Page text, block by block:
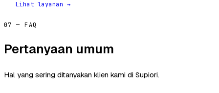
Lihat layanan →
07 — FAQ
Pertanyaan umum
Hal yang sering ditanyakan klien kami di Supiori.